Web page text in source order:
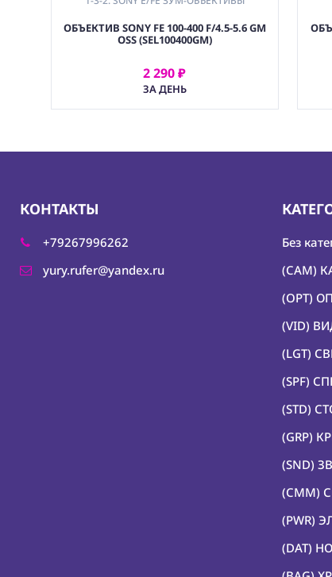
ОБЪЕКТИВ SONY FE 100-400 F/4.5-5.6 GM
OSS (SEL100400GM)
2 290 ₽
ЗА ДЕНЬ
АРЕНДОВАТЬ
КОНТАКТЫ
+79267996262
yury.rufer@yandex.ru
Без
(CAM)
(OPT)
(VID)
(LGT)
(SPF)
(STD)
(GRP)
(SND)
(CMM)
(PWR)
(DAT)